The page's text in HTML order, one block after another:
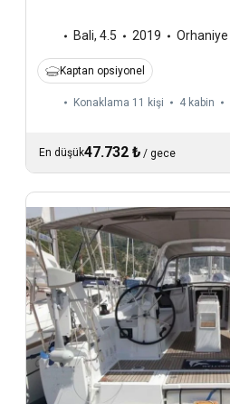
Bali, 4.5 2019 Orhaniye
Kaptan opsiyonel
Konaklama 11 kişi 4 kabin
En düşük47.732 ₺ / gece